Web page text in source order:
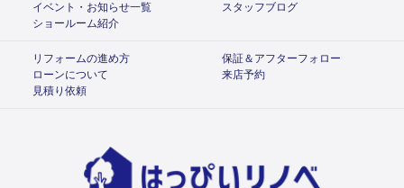
イベント・お知らせ一覧
スタッフブログ
ショールーム紹介
リフォームの進め方
保証＆アフターフォロー
ローンについて
来店予約
見積り依頼